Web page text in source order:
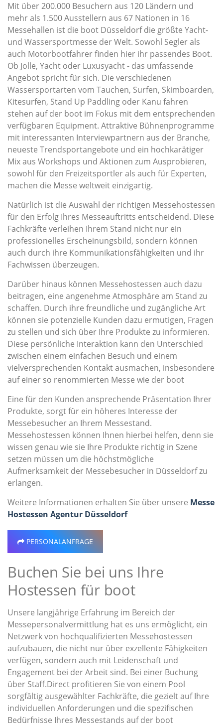
Mit über 200.000 Besuchern aus 120 Ländern und
mehr als 1.500 Ausstellern aus 67 Nationen in 16
Messehallen ist die boot Düsseldorf die größte Yacht-
und Wassersportmesse der Welt. Sowohl Segler als
auch Motorbootfahrer finden hier ihr passendes Boot.
Ob Jolle, Yacht oder Luxusyacht - das umfassende
Angebot spricht für sich. Die verschiedenen
Wassersportarten vom Tauchen, Surfen, Skimboarden,
Kitesurfen, Stand Up Paddling oder Kanu fahren
stehen auf der boot im Fokus mit dem entsprechenden
verfügbaren Equipment. Attraktive Bühnenprogramme
mit interessanten Interviewpartnern aus der Branche,
neueste Trendsportangebote und ein hochkarätiger
Mix aus Workshops und Aktionen zum Ausprobieren,
sowohl für den Freizeitsportler als auch für Experten,
machen die Messe weltweit einzigartig.
Natürlich ist die Auswahl der richtigen Messehostessen
für den Erfolg Ihres Messeauftritts entscheidend. Diese
Fachkräfte verleihen Ihrem Stand nicht nur ein
professionelles Erscheinungsbild, sondern können
auch durch ihre Kommunikationsfähigkeiten und ihr
Fachwissen überzeugen.
Darüber hinaus können Messehostessen auch dazu
beitragen, eine angenehme Atmosphäre am Stand zu
schaffen. Durch ihre freundliche und zugängliche Art
können sie potenzielle Kunden dazu ermutigen, Fragen
zu stellen und sich über Ihre Produkte zu informieren.
Diese persönliche Interaktion kann den Unterschied
zwischen einem einfachen Besuch und einem
vielversprechenden Kontakt ausmachen, insbesondere
auf einer so renommierten Messe wie der boot
Eine für den Kunden ansprechende Präsentation Ihrer
Produkte, sorgt für ein höheres Interesse der
Messebesucher an Ihrem Messestand.
Messehostessen können Ihnen hierbei helfen, denn sie
wissen genau wie sie Ihre Produkte richtig in Szene
setzen müssen um die höchstmögliche
Aufmerksamkeit der Messebesucher in Düsseldorf zu
erlangen.
Weitere Informationen erhalten Sie über unsere Messe
Hostessen Agentur Düsseldorf
PERSONALANFRAGE
Buchen Sie bei uns Ihre
Hostessen für boot
Unsere langjährige Erfahrung im Bereich der
Messepersonalvermittlung hat es uns ermöglicht, ein
Netzwerk von hochqualifizierten Messehostessen
aufzubauen, die nicht nur über exzellente Fähigkeiten
verfügen, sondern auch mit Leidenschaft und
Engagement bei der Arbeit sind. Bei einer Buchung
über Staff.Direct profitieren Sie von einem Pool
sorgfältig ausgewählter Fachkräfte, die gezielt auf Ihre
individuellen Anforderungen und die spezifischen
Bedürfnisse Ihres Messestands auf der boot